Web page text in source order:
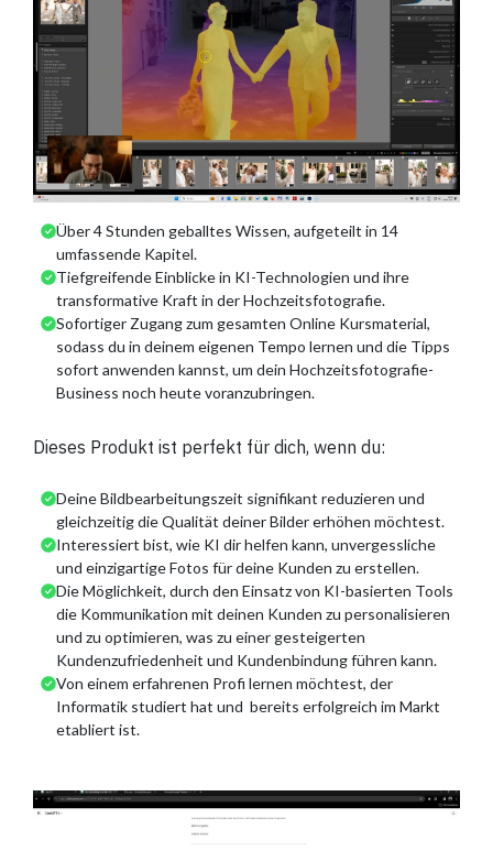
Über 4 Stunden geballtes Wissen, aufgeteilt in 14
umfassende Kapitel.
Tiefgreifende Einblicke in KI-Technologien und ihre
transformative Kraft in der Hochzeitsfotografie.
Sofortiger Zugang zum gesamten Online Kursmaterial,
sodass du in deinem eigenen Tempo lernen und die Tipps
sofort anwenden kannst, um dein Hochzeitsfotografie-
Business noch heute voranzubringen.
Dieses Produkt ist perfekt für dich, wenn du:
Deine Bildbearbeitungszeit signifikant reduzieren und
gleichzeitig die Qualität deiner Bilder erhöhen möchtest.
Interessiert bist, wie KI dir helfen kann, unvergessliche
und einzigartige Fotos für deine Kunden zu erstellen.
Die Möglichkeit, durch den Einsatz von KI-basierten Tools
die Kommunikation mit deinen Kunden zu personalisieren
und zu optimieren, was zu einer gesteigerten
Kundenzufriedenheit und Kundenbindung führen kann.
Von einem erfahrenen Profi lernen möchtest, der
Informatik studiert hat und bereits erfolgreich im Markt
etabliert ist.